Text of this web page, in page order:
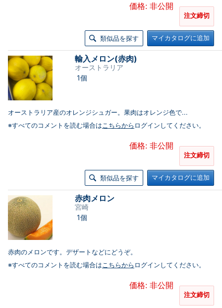
価格: 非公開
注文締切
類似品を探す マイカタログに追加
輸入メロン(赤肉)
オーストラリア
1個
オーストラリア産のオレンジシュガー。果肉はオレンジ色で...
※すべてのコメントを読む場合はこちらから ログインしてください。
価格: 非公開
注文締切
類似品を探す マイカタログに追加
赤肉メロン
宮崎
1個
赤肉のメロンです。デザートなどにどうぞ。
※すべてのコメントを読む場合はこちらから ログインしてください。
価格: 非公開
注文締切